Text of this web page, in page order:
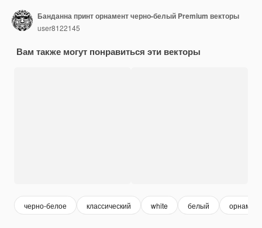
Банданна принт орнамент черно-белый Premium векторы
user8122145
Вам также могут понравиться эти векторы
черно-белое классический white белый орнамент